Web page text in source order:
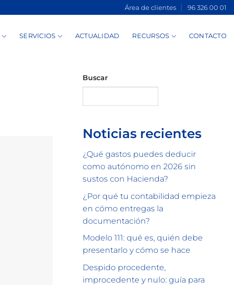
Área de clientes 96 326 00 01
SERVICIOS ACTUALIDAD RECURSOS CONTACTO
Buscar
Noticias recientes
¿Qué gastos puedes deducir
como autónomo en 2026 sin
sustos con Hacienda?
¿Por qué tu contabilidad empieza
en cómo entregas la
documentación?
Modelo 111: qué es, quién debe
presentarlo y cómo se hace
Despido procedente,
improcedente y nulo: guía para